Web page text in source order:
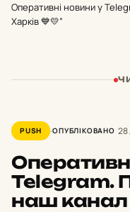
Оперативні новини у
Харків 💙💛”
PUSH ОПУБЛІКОВАНО 28
Telegram.
наш канал